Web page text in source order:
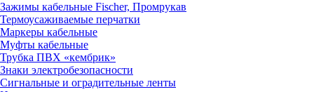
Зажимы кабельные Fischer, Промрукав
Термоусаживаемые перчатки
Маркеры кабельные
Муфты кабельные
Трубка ПВХ «кембрик»
Знаки электробезопасности
Сигнальные и оградительные ленты